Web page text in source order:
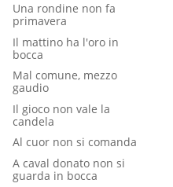
Una rondine non fa
primavera
Il mattino ha l'oro in
bocca
Mal comune, mezzo
gaudio
Il gioco non vale la
candela
Al cuor non si comanda
A caval donato non si
guarda in bocca